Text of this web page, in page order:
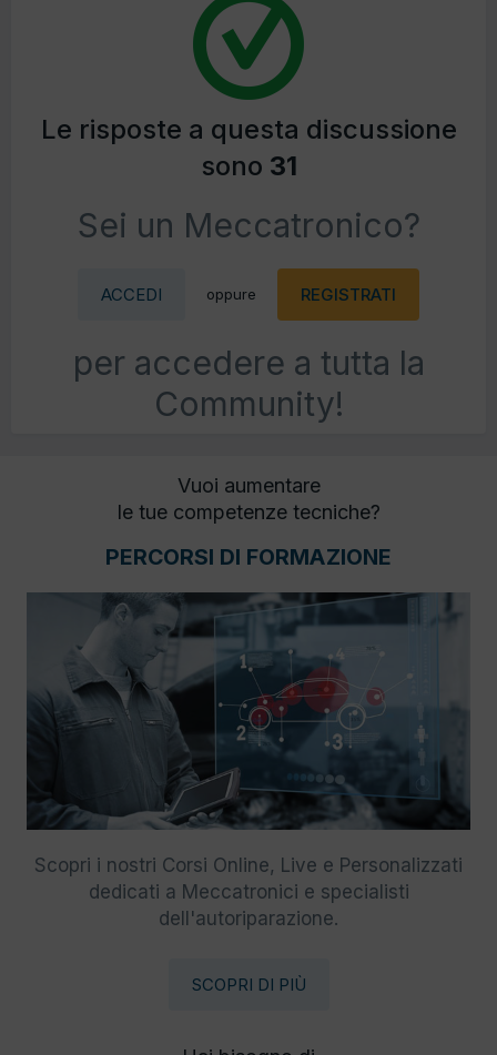
Le risposte a questa discussione
sono 31
Sei un Meccatronico?
ACCEDI oppure REGISTRATI
per accedere a tutta la
Community!
Vuoi aumentare
le tue competenze tecniche?
PERCORSI DI FORMAZIONE
Scopri i nostri Corsi Online, Live e Personalizzati
dedicati a Meccatronici e specialisti
dell'autoriparazione.
SCOPRI DI PIÙ